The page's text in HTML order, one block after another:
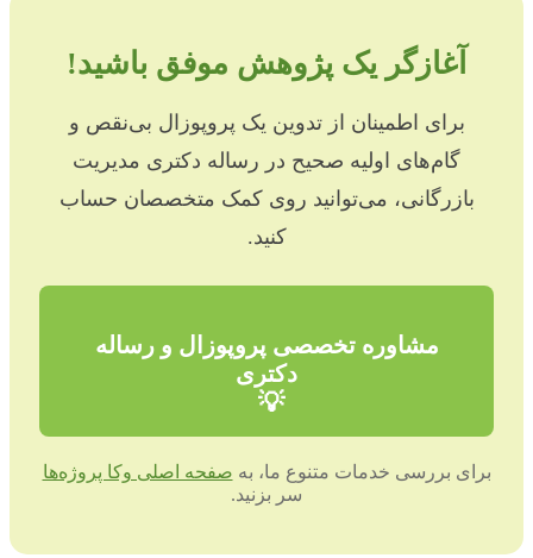
آغازگر یک پژوهش موفق باشید!
برای اطمینان از تدوین یک پروپوزال بی‌نقص و
گام‌های اولیه صحیح در رساله دکتری مدیریت
بازرگانی، می‌توانید روی کمک متخصصان حساب
کنید.
مشاوره تخصصی پروپوزال و رساله
دکتری
💡
برای بررسی خدمات متنوع ما، به صفحه اصلی وکا پروژه‌ها
سر بزنید.